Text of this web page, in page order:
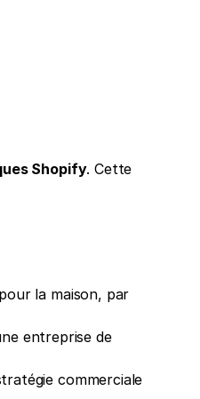
Shopify. Cette
la maison, par
entreprise de
commerciale